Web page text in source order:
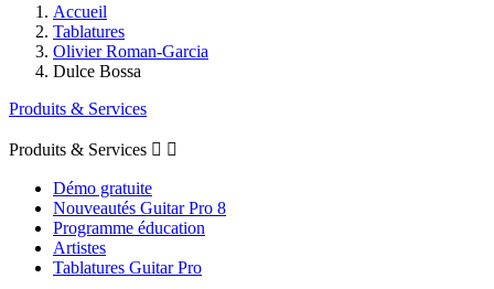
Accueil
Tablatures
Olivier Roman-Garcia
Dulce Bossa
Produits & Services
Produits & Services  
Démo gratuite
Nouveautés Guitar Pro 8
Programme éducation
Artistes
Tablatures Guitar Pro